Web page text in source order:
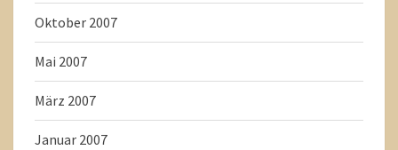
Oktober 2007
Mai 2007
März 2007
Januar 2007